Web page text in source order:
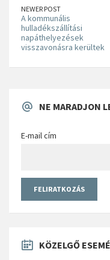
NEWER POST
A kommunális
hulladékszállítási
napáthelyezések
visszavonásra kerültek
NE MARADJON
E-mail cím
KÖZELGŐ